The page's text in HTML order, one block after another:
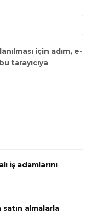
için adım, e-
tarayıcıya
iş adamlarını
satın almalarla